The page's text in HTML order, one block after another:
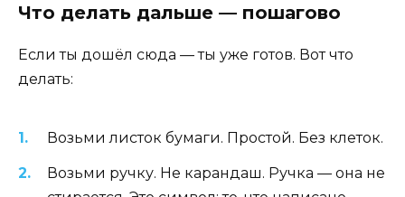
Что делать дальше — пошагово
Если ты дошёл сюда — ты уже готов. Вот что
делать:
Возьми листок бумаги. Простой. Без клеток.
Возьми ручку. Не карандаш. Ручка — она не